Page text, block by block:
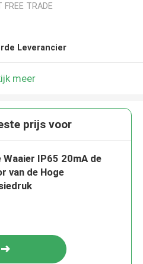
FREE TRADE
Leverancier
meer
prijs voor
Waaier IP65 20mA de
van de Hoge